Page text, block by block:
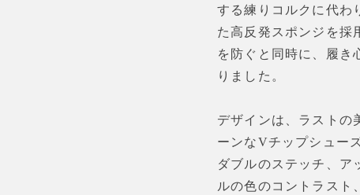
する練りコルクに代わ
た高反発スポンジを採
を防ぐと同時に、履き
りました。
デザインは、ラストの
ーンなVチップシュー
ダブルのステッチ、ア
ルの色のコントラスト